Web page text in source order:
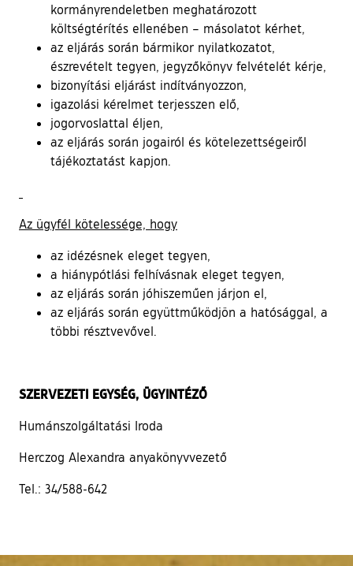
kormányrendeletben meghatározott
költségtérítés ellenében – másolatot kérhet,
az eljárás során bármikor nyilatkozatot,
észrevételt tegyen, jegyzőkönyv felvételét kérje,
bizonyítási eljárást indítványozzon,
igazolási kérelmet terjesszen elő,
jogorvoslattal éljen,
az eljárás során jogairól és kötelezettségeiről
tájékoztatást kapjon.
Az ügyfél kötelessége, hogy
az idézésnek eleget tegyen,
a hiánypótlási felhívásnak eleget tegyen,
az eljárás során jóhiszeműen járjon el,
az eljárás során együttműködjön a hatósággal, a
többi résztvevővel.
SZERVEZETI EGYSÉG, ÜGYINTÉZŐ
Humánszolgáltatási Iroda
Herczog Alexandra anyakönyvvezető
Tel.: 34/588-642